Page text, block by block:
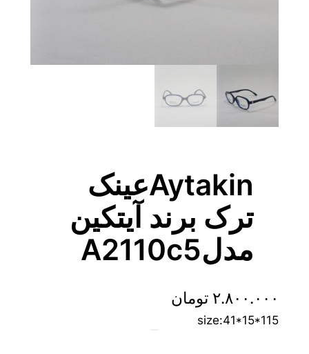
Aytakinعینک
ترک برند آیتکین
مدلA2110c5
۲.۸۰۰.۰۰۰ تومان
size:41*15*115